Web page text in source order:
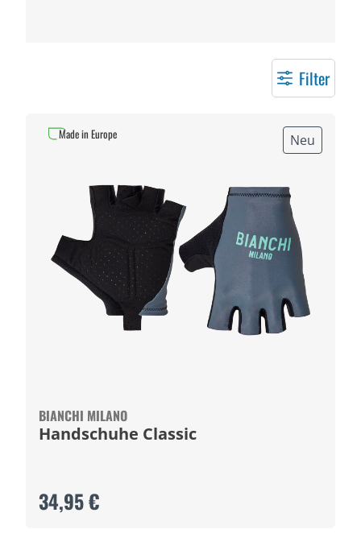
Filter
Neu
BIANCHI MILANO
Handschuhe Classic
34,95 €
Made in Europe